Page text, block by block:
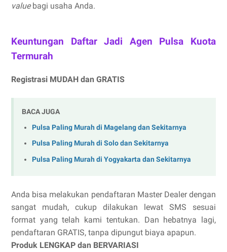
valuebagi usaha Anda.
Keuntungan Daftar Jadi Agen Pulsa Kuota
Termurah
Registrasi MUDAH dan GRATIS
BACA JUGA
Pulsa Paling Murah di Magelang dan Sekitarnya
Pulsa Paling Murah di Solo dan Sekitarnya
Pulsa Paling Murah di Yogyakarta dan Sekitarnya
Anda bisa melakukan pendaftaran Master Dealer dengan
sangat mudah, cukup dilakukan lewat SMS sesuai
format yang telah kami tentukan. Dan hebatnya lagi,
pendaftaran GRATIS, tanpa dipungut biaya apapun.
Produk LENGKAP dan BERVARIASI